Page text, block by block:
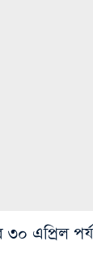
এপ্রিল